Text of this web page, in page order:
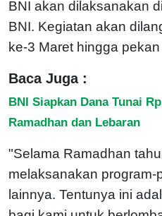
BNI akan dilaksanakan
BNI. Kegiatan akan
ke-3 Maret hingga
Baca Juga :
BNI Siapkan Dana Tunai
Ramadhan dan Lebaran
"Selama Ramadhan
melaksanakan program-
lainnya. Tentunya ini